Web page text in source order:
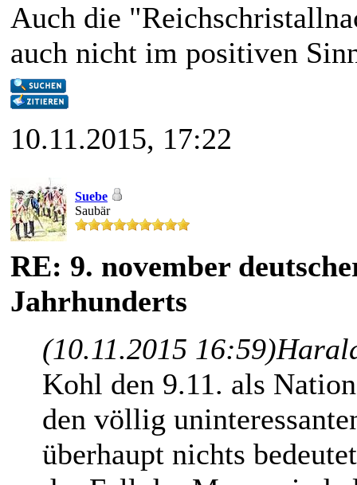
Auch die
auch nicht im positiven
10.11.2015, 17:22
Suebe
Saubär
RE: 9. november
Jahrhunderts
(10.11.2015 16:59)
Kohl den 9.11. als
den völlig
überhaupt nichts